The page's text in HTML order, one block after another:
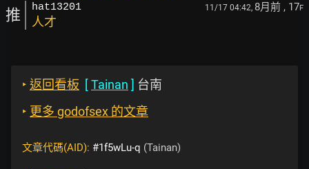
推 hat13201 11/17 04:42, 8月前 , 17F
人才
‣ 返回看板 [Tainan ] 台南
‣ 更多 godofsex 的文章
文章代碼(AID): #1f5wLu-q (Tainan)